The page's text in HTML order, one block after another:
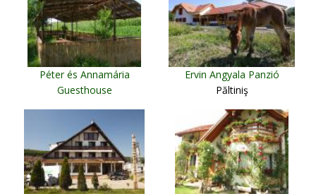
Péter és Annamária
Guesthouse
Ervin Angyala Panzió
Păltiniş